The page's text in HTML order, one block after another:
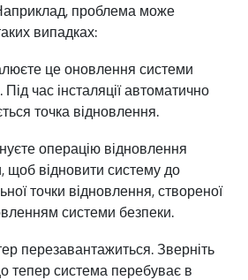
проблема може
випадках:
це оновлення системи
Під час інсталяції автоматично
точка відновлення.
операцію відновлення
щоб відновити систему до
точки відновлення, створеної
системи безпеки.
перезавантажиться. Зверніть
тепер система перебуває в